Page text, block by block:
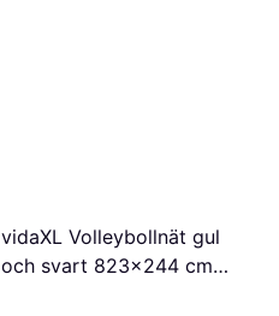
vidaXL Volleybollnät gul
och svart 823x244 cm